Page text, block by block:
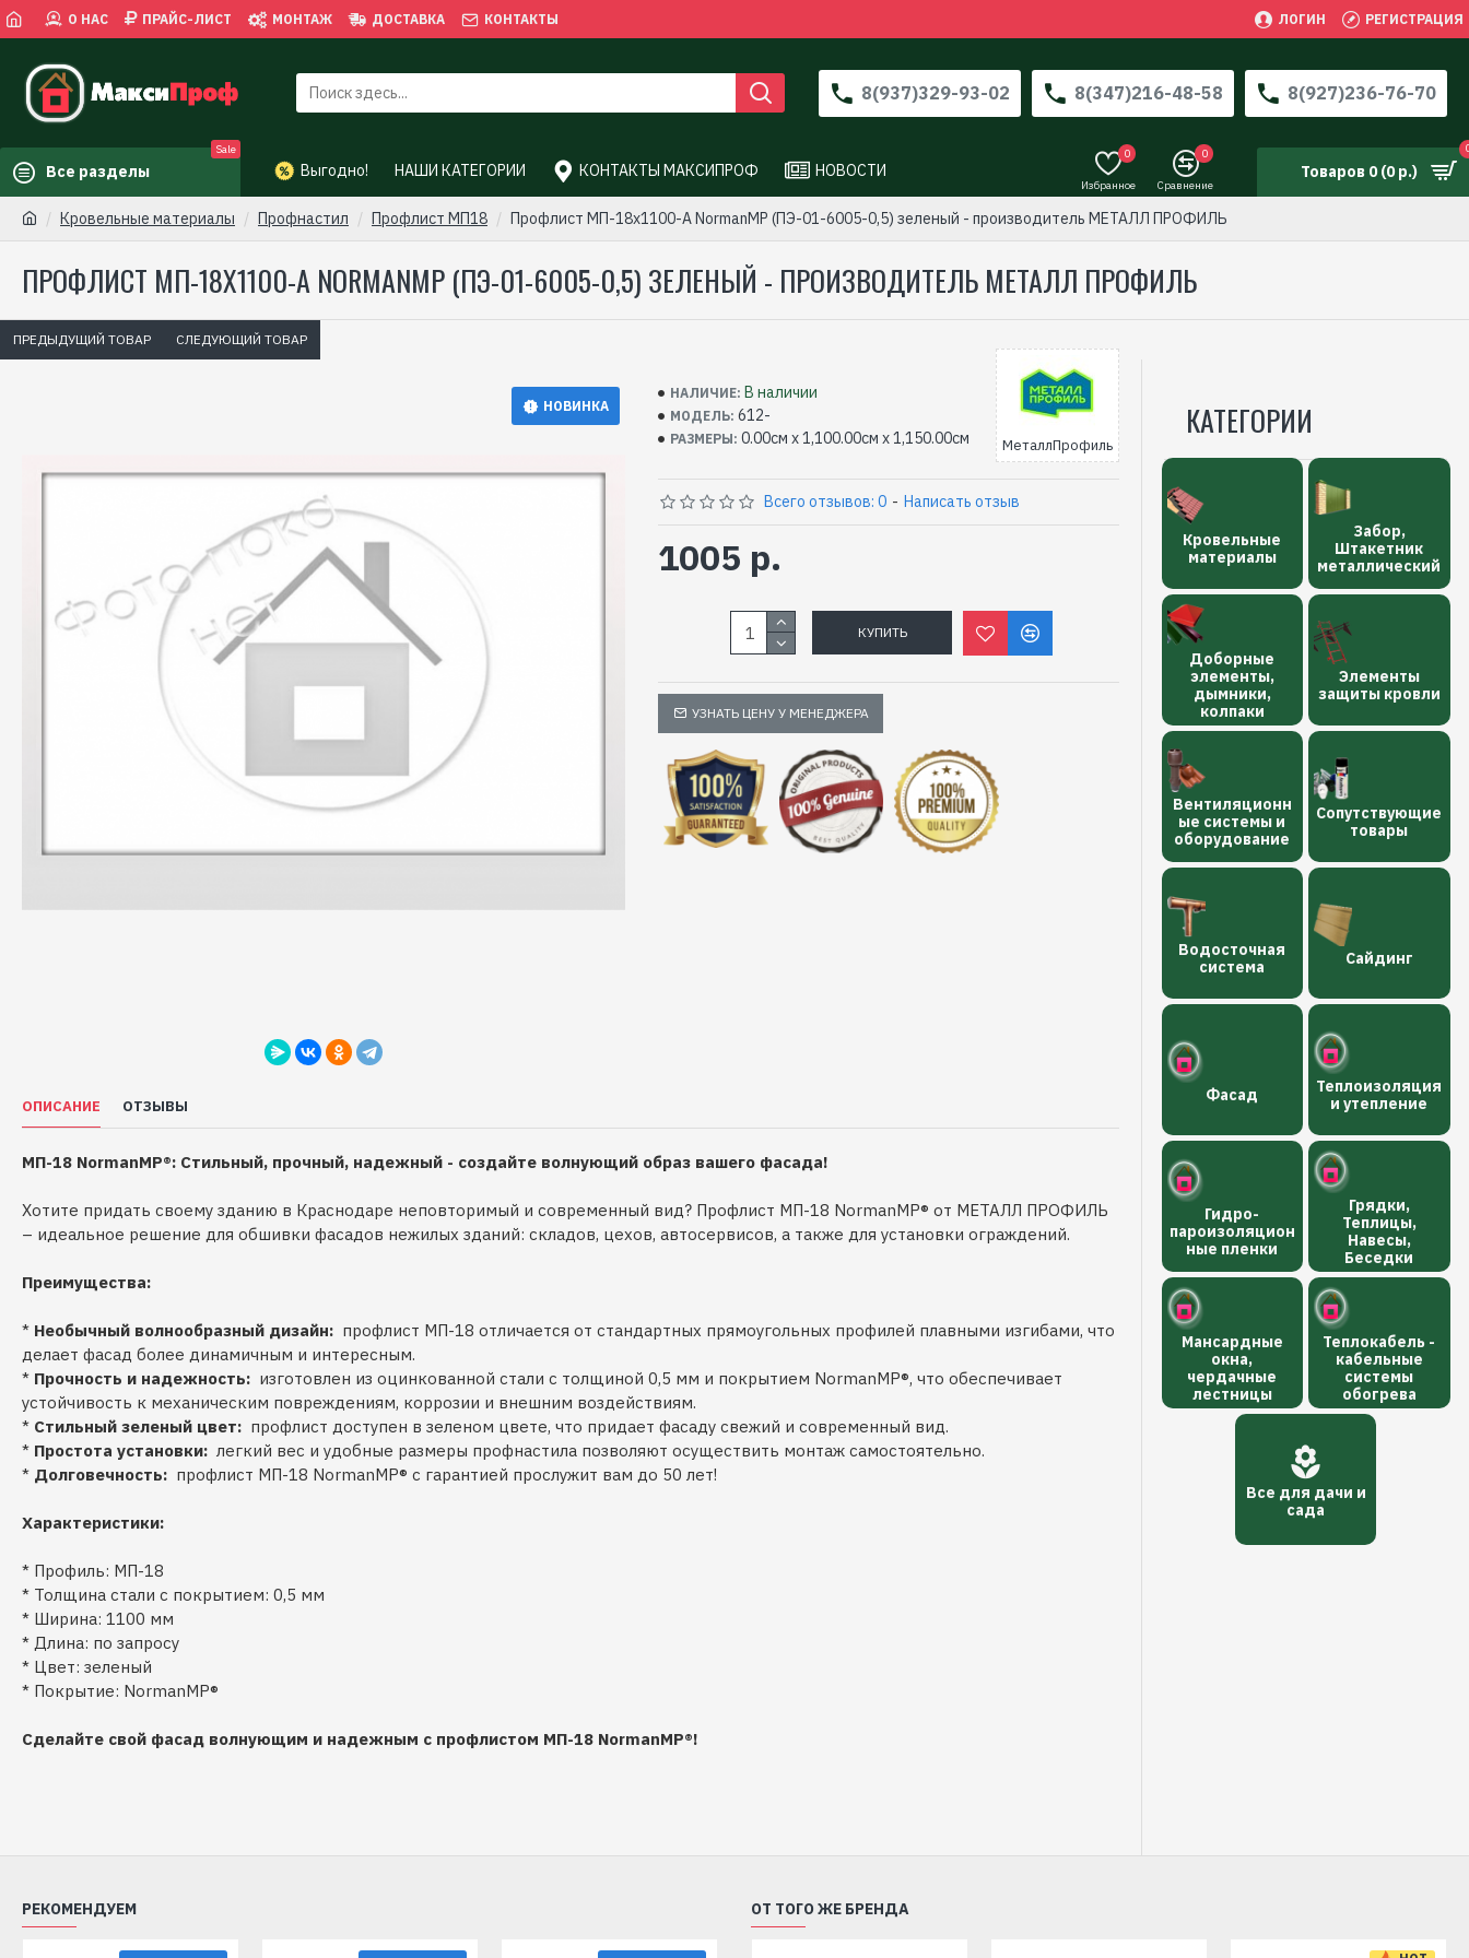
О НАС ПРАЙС-ЛИСТ МОНТАЖ ДОСТАВКА КОНТАКТЫ ЛОГИН РЕГИСТРАЦИЯ
8(937)329-93-02 8(347)216-48-58 8(927)236-76-70
Все разделы
Sale
Выгодно! НАШИ КАТЕГОРИИ КОНТАКТЫ МАКСИПРОФ НОВОСТИ
Избранное
0
Сравнение
0
Товаров 0 (0 р.)
Кровельные материалы Профнастил Профлист МП18 Профлист МП-18x1100-A NormanMP (ПЭ-01-6005-0,5) зеленый - производитель МЕТАЛЛ ПРОФИЛЬ
ПРОФЛИСТ МП-18X1100-A NORMANMP (ПЭ-01-6005-0,5) ЗЕЛЕНЫЙ - ПРОИЗВОДИТЕЛЬ МЕТАЛЛ ПРОФИЛЬ
ПРЕДЫДУЩИЙ ТОВАР СЛЕДУЮЩИЙ ТОВАР
НОВИНКА
НАЛИЧИЕ: В наличии
МОДЕЛЬ: 612-
РАЗМЕРЫ: 0.00см x 1,100.00см x 1,150.00см МеталлПрофиль
Всего отзывов: 0 - Написать отзыв
1005 р.
КУПИТЬ
УЗНАТЬ ЦЕНУ У МЕНЕДЖЕРА
ОПИСАНИЕ ОТЗЫВЫ
МП-18 NormanMP®: Стильный, прочный, надежный - создайте волнующий образ вашего фасада!
Хотите придать своему зданию в Краснодаре неповторимый и современный вид? Профлист МП-18 NormanMP® от МЕТАЛЛ ПРОФИЛЬ
– идеальное решение для обшивки фасадов нежилых зданий: складов, цехов, автосервисов, а также для установки ограждений.
Преимущества:
* Необычный волнообразный дизайн: профлист МП-18 отличается от стандартных прямоугольных профилей плавными изгибами, что
делает фасад более динамичным и интересным.
* Прочность и надежность: изготовлен из оцинкованной стали с толщиной 0,5 мм и покрытием NormanMP®, что обеспечивает
устойчивость к механическим повреждениям, коррозии и внешним воздействиям.
* Стильный зеленый цвет: профлист доступен в зеленом цвете, что придает фасаду свежий и современный вид.
* Простота установки: легкий вес и удобные размеры профнастила позволяют осуществить монтаж самостоятельно.
* Долговечность: профлист МП-18 NormanMP® с гарантией прослужит вам до 50 лет!
Характеристики:
* Профиль: МП-18
* Толщина стали с покрытием: 0,5 мм
* Ширина: 1100 мм
* Длина: по запросу
* Цвет: зеленый
* Покрытие: NormanMP®
Сделайте свой фасад волнующим и надежным с профлистом МП-18 NormanMP®!
КАТЕГОРИИ
Кровельные
материалы
Забор,
Штакетник
металлический
Доборные
элементы,
дымники,
колпаки
Элементы
защиты кровли
Вентиляционн
ые системы и
оборудование
Сопутствующие
товары
Водосточная
сиcтема
Сайдинг
Фасад
Теплоизоляция
и утепление
Гидро-
пароизоляцион
ные пленки
Грядки,
Теплицы,
Навесы,
Беседки
Мансардные
окна,
чердачные
лестницы
Теплокабель -
кабельные
системы
обогрева
Все для дачи и
сада
РЕКОМЕНДУЕМ ОТ ТОГО ЖЕ БРЕНДА